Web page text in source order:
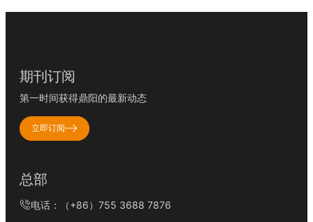
期刊订阅
第一时间获得鼎阳的最新动态
立即订阅
总部
电话：（+86）755 3688 7876